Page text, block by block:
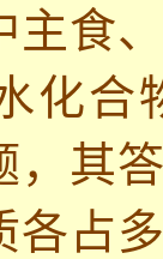
主食
化合
，其
各占